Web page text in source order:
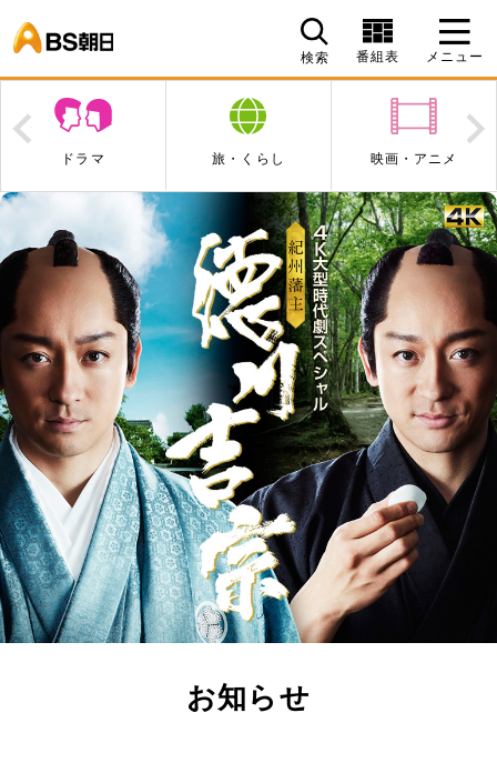
検索 番組表 メニュー
ドラマ 旅・くらし 映画・アニメ
Prev
お知らせ